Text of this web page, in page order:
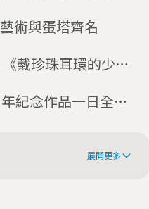
術與蛋塔齊名
戴珍珠耳環的少
紀念作品一日全毀
展開更多